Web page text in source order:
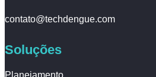
contato@techdengue.com
Soluções